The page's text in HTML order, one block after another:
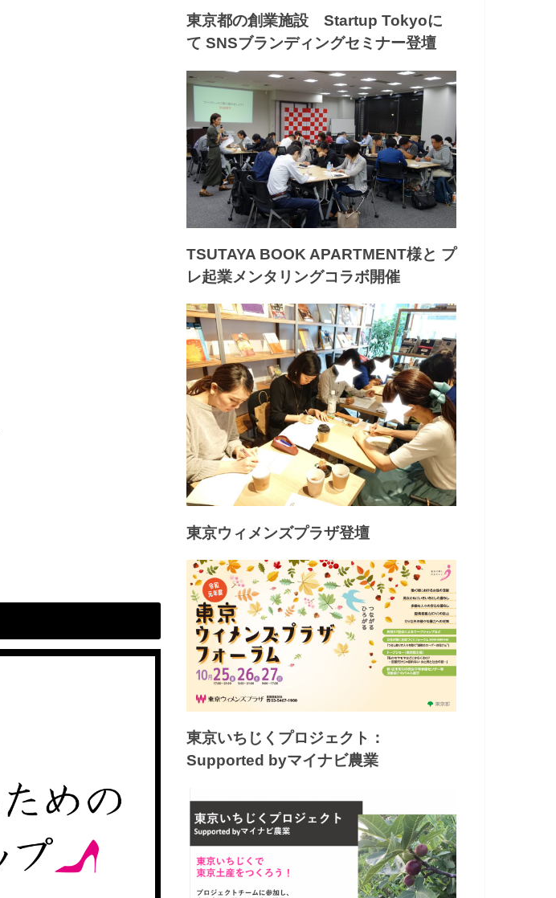
東京都の創業施設 Startup Tokyoに
て SNSブランディングセミナー登壇
TSUTAYA BOOK APARTMENT様と プ
レ起業メンタリングコラボ開催
東京ウィメンズプラザ登壇
東京いちじくプロジェクト：
Supported byマイナビ農業